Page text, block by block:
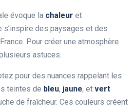
évoque la chaleur et
s’inspire des paysages et des
Pour créer une atmosphère
astuces.
pour des nuances rappelant les
teintes de bleu, jaune, et vert
de fraîcheur. Ces couleurs créent